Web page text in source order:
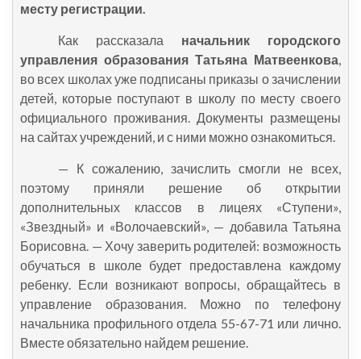
месту регистрации.
Как рассказала начальник городского
управления образования Татьяна Матвеенкова,
во всех школах уже подписаны приказы о зачислении
детей, которые поступают в школу по месту своего
официального проживания. Документы размещены
на сайтах учреждений, и с ними можно ознакомиться.
— К сожалению, зачислить смогли не всех,
поэтому приняли решение об открытии
дополнительных классов в лицеях «Ступени»,
«Звездный» и «Волочаевский», — добавила Татьяна
Борисовна. — Хочу заверить родителей: возможность
обучаться в школе будет предоставлена каждому
ребенку. Если возникают вопросы, обращайтесь в
управление образования. Можно по телефону
начальника профильного отдела 55-67-71 или лично.
Вместе обязательно найдем решение.